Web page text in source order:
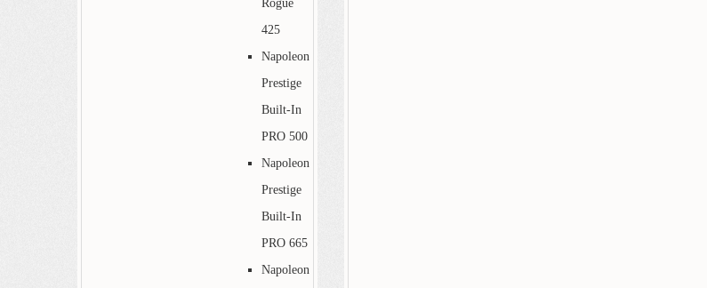
Rogue
425
Napoleon
Prestige
Built-In
PRO 500
Napoleon
Prestige
Built-In
PRO 665
Napoleon